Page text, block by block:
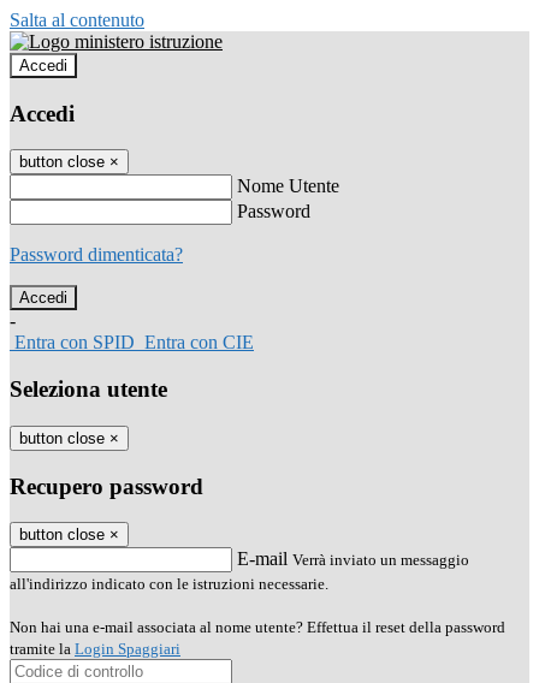
Salta al contenuto
Accedi
Accedi
button close ×
Nome Utente
Password
Password dimenticata?
-
Entra con SPID Entra con CIE
Seleziona utente
button close ×
Recupero password
button close ×
E-mail Verrà inviato un messaggio
all'indirizzo indicato con le istruzioni necessarie.
Non hai una e-mail associata al nome utente? Effettua il reset della password
tramite la Login Spaggiari